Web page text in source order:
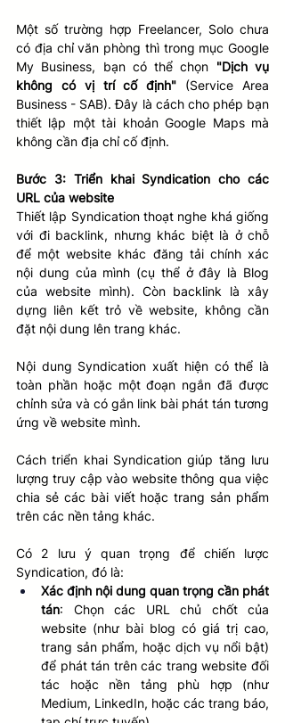
Một số trường hợp Freelancer, Solo chưa
có địa chỉ văn phòng thì trong mục Google
My Business, bạn có thể chọn "Dịch vụ
không có vị trí cố định" (Service Area
Business - SAB). Đây là cách cho phép bạn
thiết lập một tài khoản Google Maps mà
không cần địa chỉ cố định.
Bước 3: Triển khai Syndication cho các
URL của website
Thiết lập Syndication thoạt nghe khá giống
với đi backlink, nhưng khác biệt là ở chỗ
để một website khác đăng tải chính xác
nội dung của mình (cụ thể ở đây là Blog
của website mình). Còn backlink là xây
dựng liên kết trỏ về website, không cần
đặt nội dung lên trang khác.
Nội dung Syndication xuất hiện có thể là
toàn phần hoặc một đoạn ngắn đã được
chỉnh sửa và có gắn link bài phát tán tương
ứng về website mình.
Cách triển khai Syndication giúp tăng lưu
lượng truy cập vào website thông qua việc
chia sẻ các bài viết hoặc trang sản phẩm
trên các nền tảng khác.
Có 2 lưu ý quan trọng để chiến lược
Syndication, đó là:
Xác định nội dung quan trọng cần phát
tán: Chọn các URL chủ chốt của
website (như bài blog có giá trị cao,
trang sản phẩm, hoặc dịch vụ nổi bật)
để phát tán trên các trang website đối
tác hoặc nền tảng phù hợp (như
Medium, LinkedIn, hoặc các trang báo,